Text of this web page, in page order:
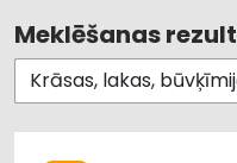
Visas nozares
Krāsas, lakas,
Meklēšanas